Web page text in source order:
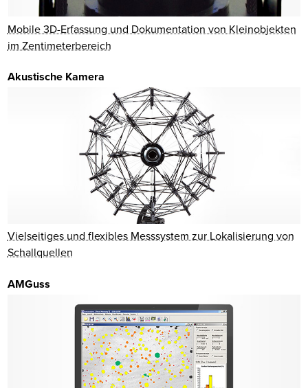
Mobile 3D-Erfassung und Dokumentation von Kleinobjekten
im Zentimeterbereich
Akustische Kamera
Vielseitiges und flexibles Messsystem zur Lokalisierung von
Schallquellen
AMGuss